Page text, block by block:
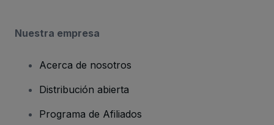
Nuestra empresa
Acerca de nosotros
Distribución abierta
Programa de Afiliados